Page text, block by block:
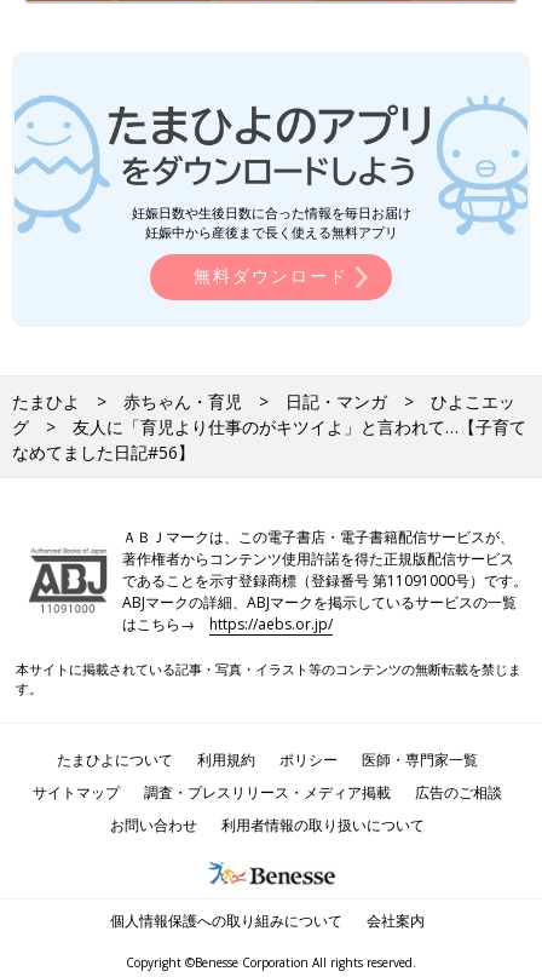
妊娠日数や生後日数に合った情報を毎日お届け
妊娠中から産後まで長く使える無料アプリ
無料ダウンロード
たまひよ 赤ちゃん・育児 日記・マンガ
ひよこエッ
グ
友人に「育児より仕事のがキツイよ」と言われて…【子育て
なめてました日記#56】
ＡＢＪマークは、この電子書店・電子書籍配信サービスが、
著作権者からコンテンツ使用許諾を得た正規版配信サービス
であることを示す登録商標（登録番号 第11091000号）です。
ABJマークの詳細、ABJマークを掲示しているサービスの一覧
はこちら→https://aebs.or.jp/
本サイトに掲載されている記事・写真・イラスト等のコンテンツの無断転載を禁じま
す。
たまひよについて 利用規約 ポリシー
医師・専門家一覧
サイトマップ
調査・プレスリリース・メディア掲載
広告のご相談
お問い合わせ
利用者情報の取り扱いについて
個人情報保護への取り組みについて 会社案内
Copyright ©Benesse Corporation All rights reserved.